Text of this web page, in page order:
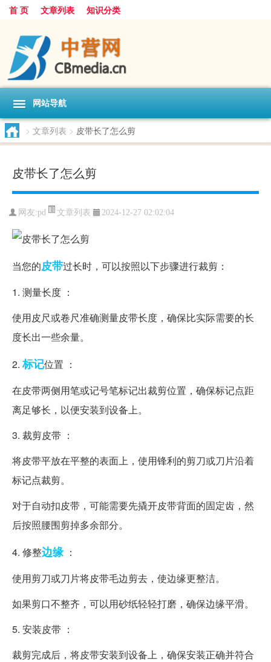
首 页 文章列表 知识分类
网站导航
> 文章列表 > 皮带长了怎么剪
皮带长了怎么剪
网友:pd 文章列表 2024-12-27 02:02:04
当您的皮带过长时，可以按照以下步骤进行裁剪：
1. 测量长度 ：
使用皮尺或卷尺准确测量皮带长度，确保比实际需要的长
度长出一些余量。
2.标记位置 ：
在皮带两侧用笔或记号笔标记出裁剪位置，确保标记点距
离足够长，以便安装到设备上。
3. 裁剪皮带 ：
将皮带平放在平整的表面上，使用锋利的剪刀或刀片沿着
标记点裁剪。
对于自动扣皮带，可能需要先撬开皮带背面的固定齿，然
后按照腰围剪掉多余部分。
4. 修整边缘 ：
使用剪刀或刀片将皮带毛边剪去，使边缘更整洁。
如果剪口不整齐，可以用砂纸轻轻打磨，确保边缘平滑。
5. 安装皮带 ：
裁剪完成后，将皮带安装到设备上，确保安装正确并符合